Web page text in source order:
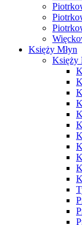
Księży Młyn
Księży